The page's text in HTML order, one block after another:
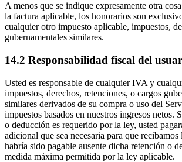
A menos que se indique expresamente otra
la factura aplicable, los honorarios son
cualquier otro impuesto aplicable, impuestos,
gubernamentales similares.
14.2 Responsabilidad fiscal del
Usted es responsable de cualquier IVA y
impuestos, derechos, retenciones, o cargos
similares derivados de su compra o uso del
impuestos basados en nuestros ingresos netos.
o deducción es requerido por la ley, usted
adicional que sea necesaria para que
habría sido pagable ausente dicha retención o
medida máxima permitida por la ley aplicable.